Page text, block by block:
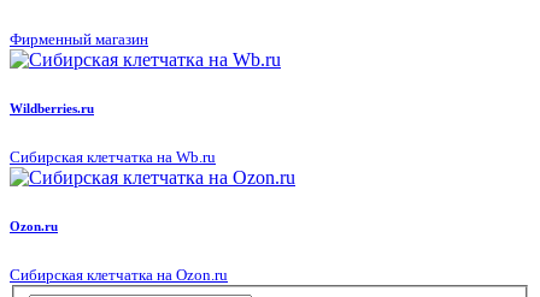
Фирменный магазин
Wildberries.ru
Сибирская клетчатка на Wb.ru
Ozon.ru
Сибирская клетчатка на Ozon.ru